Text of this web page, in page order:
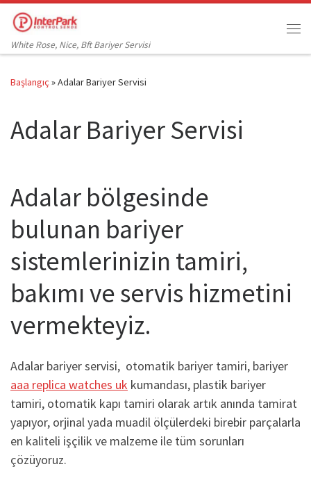
Skip to content
White Rose, Nice, Bft Bariyer Servisi
Başlangıç»Adalar Bariyer Servisi
Adalar Bariyer Servisi
Adalar bölgesinde
bulunan bariyer
sistemlerinizin tamiri,
bakımı ve servis hizmetini
vermekteyiz.
Adalar bariyer servisi, otomatik bariyer tamiri, bariyer
aaa replica watches uk kumandası, plastik bariyer
tamiri, otomatik kapı tamiri olarak artık anında tamirat
yapıyor, orjinal yada muadil ölçülerdeki birebir parçalarla
en kaliteli işçilik ve malzeme ile tüm sorunları
çözüyoruz.